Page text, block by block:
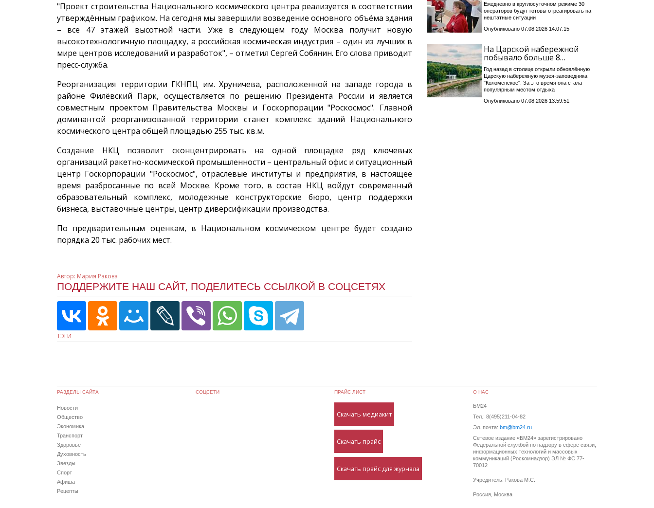
"Проект строительства Национального космического центра реализуется в соответствии
утверждённым графиком. На сегодня мы завершили возведение основного объёма здания
– все 47 этажей высотной части. Уже в следующем году Москва получит новую
высокотехнологичную площадку, а российская космическая индустрия – один из лучших в
мире центров исследований и разработок", – отметил Сергей Собянин. Его слова приводит
пресс-служба.
Реорганизация территории ГКНПЦ им. Хруничева, расположенной на западе города в
районе Филёвский Парк, осуществляется по решению Президента России и является
совместным проектом Правительства Москвы и Госкорпорации "Роскосмос". Главной
доминантой реорганизованной территории станет комплекс зданий Национального
космического центра общей площадью 255 тыс. кв.м.
Создание НКЦ позволит сконцентрировать на одной площадке ряд ключевых
организаций ракетно-космической промышленности – центральный офис и ситуационный
центр Госкорпорации "Роскосмос", отраслевые институты и предприятия, в настоящее
время разбросанные по всей Москве. Кроме того, в состав НКЦ войдут современный
образовательный комплекс, молодежные конструкторские бюро, центр поддержки
бизнеса, выставочные центры, центр диверсификации производства.
По предварительным оценкам, в Национальном космическом центре будет создано
порядка 20 тыс. рабочих мест.
Автор: Мария Ракова
ПОДДЕРЖИТЕ НАШ САЙТ, ПОДЕЛИТЕСЬ ССЫЛКОЙ В СОЦСЕТЯХ
ТЭГИ
Ежедневно в круглосуточном режиме 30
операторов будут готовы отреагировать на
нештатные ситуации
Опубликовано 07.08.2026 14:07:15
На Царской набережной
побывало больше 8…
Год назад в столице открыли обновлённую
Царскую набережную музея-заповедника
"Коломенское". За это время она стала
популярным местом отдыха
Опубликовано 07.08.2026 13:59:51
РАЗДЕЛЫ САЙТА
Новости
Общество
Экономика
Транспорт
Здоровье
Духовность
Звезды
Спорт
Афиша
Рецепты
СОЦСЕТИ ПРАЙС ЛИСТ
Скачать медиакит
Скачать прайс
Скачать прайс для журнала
О НАС
БМ24
Тел.: 8(495)211-04-82
Эл. почта: bm@bm24.ru
Сетевое издание «БМ24» зарегистрировано
Федеральной службой по надзору в сфере связи,
информационных технологий и массовых
коммуникаций (Роскомнадзор) ЭЛ № ФС 77-
70012
Учредитель: Ракова М.С.
Россия, Москва